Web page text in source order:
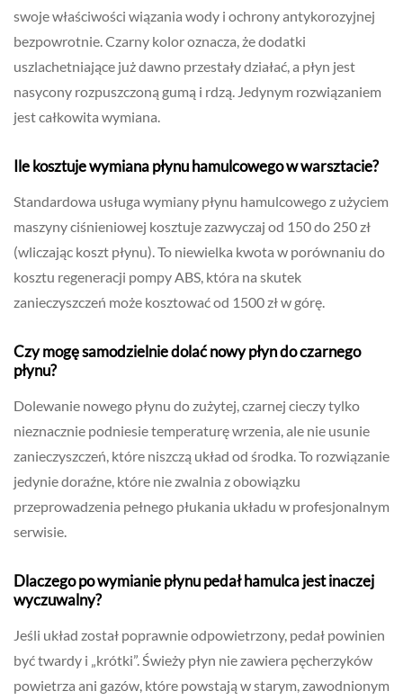
swoje właściwości wiązania wody i ochrony antykorozyjnej
bezpowrotnie. Czarny kolor oznacza, że dodatki
uszlachetniające już dawno przestały działać, a płyn jest
nasycony rozpuszczoną gumą i rdzą. Jedynym rozwiązaniem
jest całkowita wymiana.
Ile kosztuje wymiana płynu hamulcowego w warsztacie?
Standardowa usługa wymiany płynu hamulcowego z użyciem
maszyny ciśnieniowej kosztuje zazwyczaj od 150 do 250 zł
(wliczając koszt płynu). To niewielka kwota w porównaniu do
kosztu regeneracji pompy ABS, która na skutek
zanieczyszczeń może kosztować od 1500 zł w górę.
Czy mogę samodzielnie dolać nowy płyn do czarnego
płynu?
Dolewanie nowego płynu do zużytej, czarnej cieczy tylko
nieznacznie podniesie temperaturę wrzenia, ale nie usunie
zanieczyszczeń, które niszczą układ od środka. To rozwiązanie
jedynie doraźne, które nie zwalnia z obowiązku
przeprowadzenia pełnego płukania układu w profesjonalnym
serwisie.
Dlaczego po wymianie płynu pedał hamulca jest inaczej
wyczuwalny?
Jeśli układ został poprawnie odpowietrzony, pedał powinien
być twardy i „krótki”. Świeży płyn nie zawiera pęcherzyków
powietrza ani gazów, które powstają w starym, zawodnionym